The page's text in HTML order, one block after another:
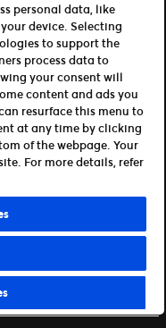
Norway
personal data, like
device. Selecting
to support the
process data to
your consent will
content and ads you
resurface this menu to
at any time by clicking
of the webpage. Your
For more details, refer